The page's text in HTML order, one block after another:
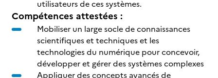
utilisateurs de ces systèmes.
Compétences attestées :
Mobiliser un large socle de connaissances
scientifiques et techniques et les
technologies du numérique pour concevoir,
développer et gérer des systèmes complexes
Appliquer des concepts avancés de